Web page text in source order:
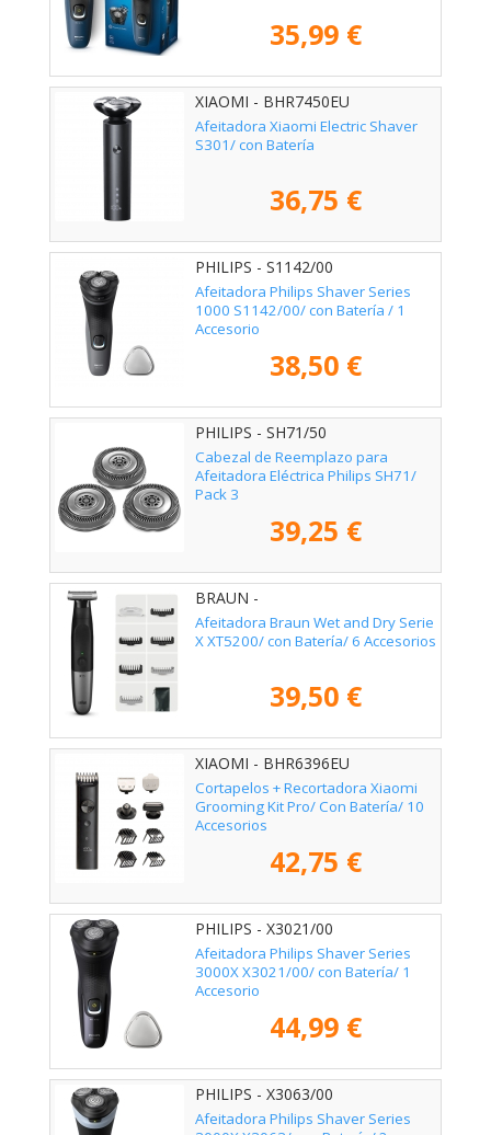
35,99 €
XIAOMI - BHR7450EU
Afeitadora Xiaomi Electric Shaver
S301/ con Batería
36,75 €
PHILIPS - S1142/00
Afeitadora Philips Shaver Series
1000 S1142/00/ con Batería / 1
Accesorio
38,50 €
PHILIPS - SH71/50
Cabezal de Reemplazo para
Afeitadora Eléctrica Philips SH71/
Pack 3
39,25 €
BRAUN -
Afeitadora Braun Wet and Dry Serie
X XT5200/ con Batería/ 6 Accesorios
39,50 €
XIAOMI - BHR6396EU
Cortapelos + Recortadora Xiaomi
Grooming Kit Pro/ Con Batería/ 10
Accesorios
42,75 €
PHILIPS - X3021/00
Afeitadora Philips Shaver Series
3000X X3021/00/ con Batería/ 1
Accesorio
44,99 €
PHILIPS - X3063/00
Afeitadora Philips Shaver Series